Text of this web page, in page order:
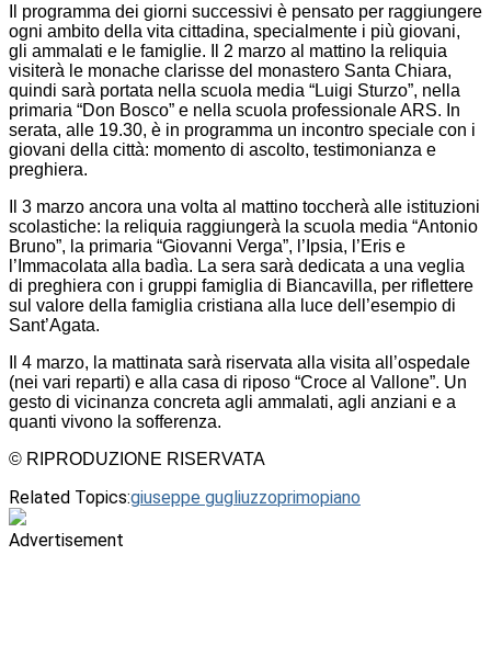
Il programma dei giorni successivi è pensato per raggiungere
ogni ambito della vita cittadina, specialmente i più giovani,
gli ammalati e le famiglie. Il 2 marzo al mattino la reliquia
visiterà le monache clarisse del monastero Santa Chiara,
quindi sarà portata nella scuola media “Luigi Sturzo”, nella
primaria “Don Bosco” e nella scuola professionale ARS. In
serata, alle 19.30, è in programma un incontro speciale con i
giovani della città: momento di ascolto, testimonianza e
preghiera.
Il 3 marzo ancora una volta al mattino toccherà alle istituzioni
scolastiche: la reliquia raggiungerà la scuola media “Antonio
Bruno”, la primaria “Giovanni Verga”, l’Ipsia, l’Eris e
l’Immacolata alla badìa. La sera sarà dedicata a una veglia
di preghiera con i gruppi famiglia di Biancavilla, per riflettere
sul valore della famiglia cristiana alla luce dell’esempio di
Sant’Agata.
Il 4 marzo, la mattinata sarà riservata alla visita all’ospedale
(nei vari reparti) e alla casa di riposo “Croce al Vallone”. Un
gesto di vicinanza concreta agli ammalati, agli anziani e a
quanti vivono la sofferenza.
© RIPRODUZIONE RISERVATA
Related Topics:giuseppe gugliuzzoprimopiano
Advertisement